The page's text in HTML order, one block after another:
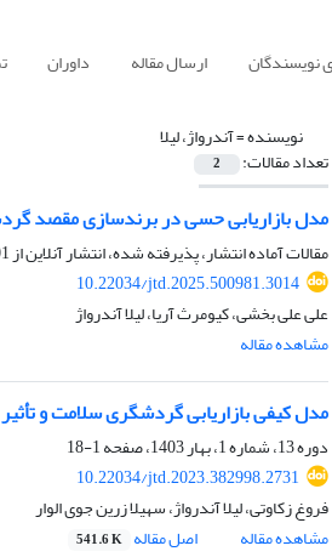
نویسندگان ارسال مقاله داوران
نویسنده =آندرواژ، لیلا
تعداد مقالات: 2
مدل بازاریابی حسی در برندسازی مقصد
مقالات آماده انتشار، پذیرفته شده، انتشار آنلاین از01
10.22034/jtd.2025.500981.3014
علی علی بخشی، کیومرث آریا، لیلا آندرواژ
مشاهده مقاله
مدل کیفی بازاریابی گردشگری سلامت و
دوره 13، شماره 1، بهار 1403، صفحه
1-18
10.22034/jtd.2023.382998.2731
فروغ زکاوتی، لیلا آندرواژ، سهیلا زرین جوی الوار
مشاهده مقاله
اصل مقاله 541.6 K